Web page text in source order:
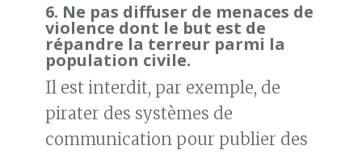
6. Ne pas diffuser de menaces de
violence dont le but est de
répandre la terreur parmi la
population civile.
Il est interdit, par exemple, de
pirater des systèmes de
communication pour publier des